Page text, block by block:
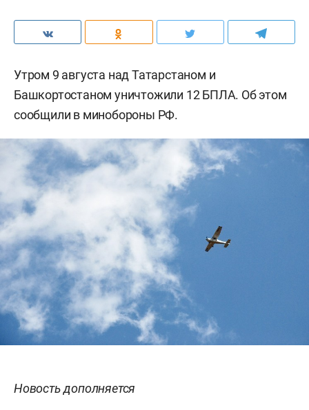
Утром 9 августа над Татарстаном и
Башкортостаном уничтожили 12 БПЛА. Об этом
сообщили в минобороны РФ.
Новость дополняется